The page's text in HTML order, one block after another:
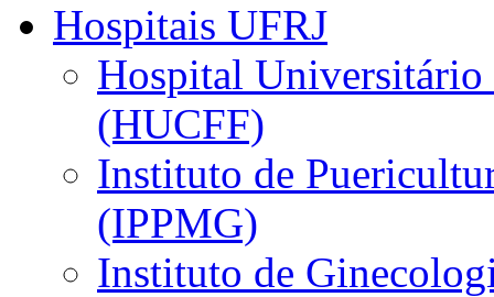
Hospitais UFRJ
Hospital
(HUCFF)
Instituto de
(IPPMG)
Instituto de